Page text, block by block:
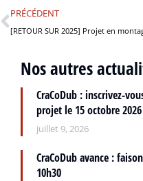
PRÉCÉDENT
Nos autres
CraCoDub : inscrivez-
projet le 15 octobre 2026
juillet 9, 2026
CraCoDub avance :
10h30